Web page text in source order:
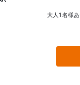
大人1名様